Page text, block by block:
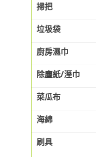
掃把
垃圾袋
廚房濕巾
除塵紙/溼巾
菜瓜布
海綿
刷具